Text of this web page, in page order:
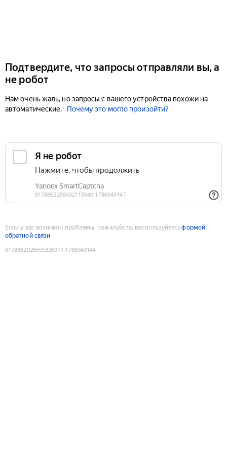
Подтвердите, что запросы отправляли вы, а
не робот
Нам очень жаль, но запросы с вашего устройства похожи на
автоматические.
Почему это могло произойти?
Если у вас возникли проблемы, пожалуйста, воспользуйтесьформой
обратной связи
9178862026505326977:1786043144